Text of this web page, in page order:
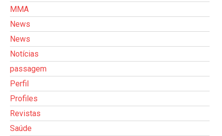
MMA
News
News
Notícias
passagem
Perfil
Profiles
Revistas
Saúde